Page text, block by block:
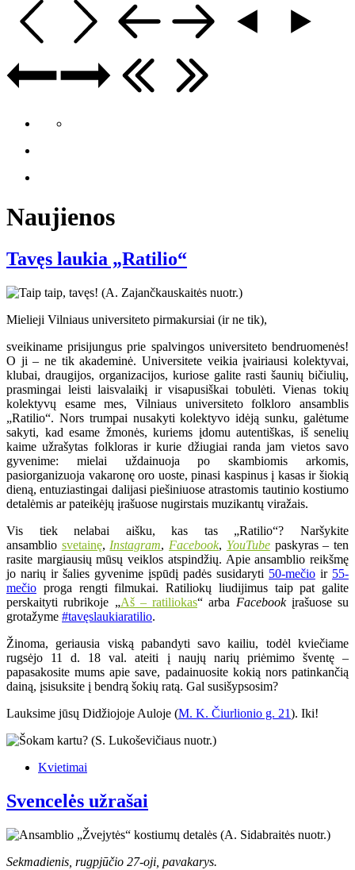
Naujienos
Tavęs laukia „Ratilio“
Mielieji Vilniaus universiteto pirmakursiai (ir ne tik),
sveikiname prisijungus prie spalvingos universiteto bendruomenės!
O ji – ne tik akademinė. Universitete veikia įvairiausi kolektyvai,
klubai, draugijos, organizacijos, kuriose galite rasti šaunių bičiulių,
prasmingai leisti laisvalaikį ir visapusiškai tobulėti. Vienas tokių
kolektyvų esame mes, Vilniaus universiteto folkloro ansamblis
„Ratilio“. Nors trumpai nusakyti kolektyvo idėją sunku, galėtume
sakyti, kad esame žmonės, kuriems įdomu autentiškas, iš senelių
kaime užrašytas folkloras ir kurie džiugiai randa jam vietos savo
gyvenime: mielai uždainuoja po skambiomis arkomis,
pasiorganizuoja vakaronę oro uoste, pinasi kaspinus į kasas ir šiokią
dieną, entuziastingai dalijasi piešiniuose atrastomis tautinio kostiumo
detalėmis ar pateikėjų įrašuose nugirstais muzikantų viražais.
Vis tiek nelabai aišku, kas tas „Ratilio“? Naršykite
ansamblio svetainę, Instagram, Facebook, YouTubepaskyras – ten
rasite margiausių mūsų veiklos atspindžių. Apie ansamblio reikšmę
jo narių ir šalies gyvenime įspūdį padės susidaryti 50-mečio ir 55-
mečio proga rengti filmukai. Ratiliokų liudijimus taip pat galite
perskaityti rubrikoje „Aš – ratiliokas“ arba Facebookįrašuose su
grotažyme #tavęslaukiaratilio.
Žinoma, geriausia viską pabandyti savo kailiu, todėl kviečiame
rugsėjo 11 d. 18 val. ateiti į naujų narių priėmimo šventę –
papasakosite mums apie save, padainuosite kokią nors patinkančią
dainą, įsisuksite į bendrą šokių ratą. Gal susišypsosim?
Lauksime jūsų Didžiojoje Auloje (M. K. Čiurlionio g. 21). Iki!
Kvietimai
Svencelės užrašai
Sekmadienis, rugpjūčio 27-oji, pavakarys.